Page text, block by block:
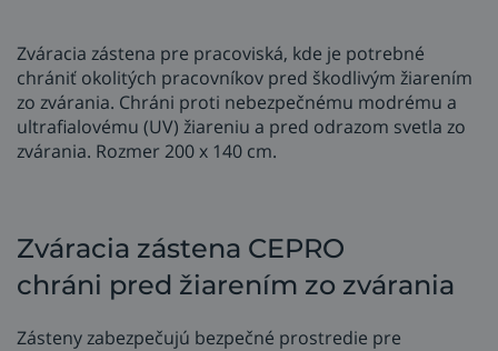
Zváracia zástena pre pracoviská, kde je potrebné
chrániť okolitých pracovníkov pred škodlivým žiarením
zo zvárania. Chráni proti nebezpečnému modrému a
ultrafialovému (UV) žiareniu a pred odrazom svetla zo
zvárania. Rozmer 200 x 140 cm.
Zváracia zástena CEPRO
chráni pred žiarením zo zvárania
Zásteny zabezpečujú bezpečné prostredie pre